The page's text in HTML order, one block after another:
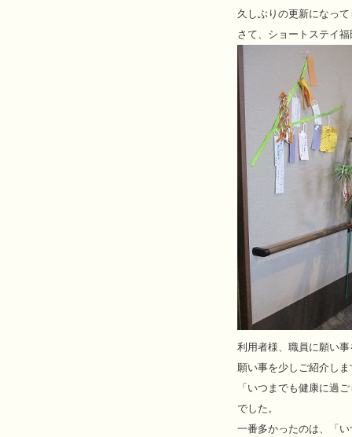
久しぶりの更新になっ
さて、ショートステイ
利用者様、職員に願い
願い事を少しご紹介しま
「いつまでも健康に過
でした。
一番多かったのは、「